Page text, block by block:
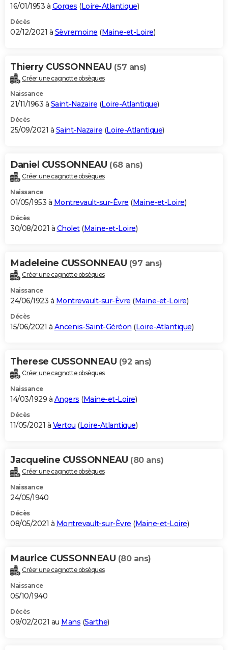
16/01/1953 à Gorges (Loire-Atlantique)
Décès
02/12/2021 à Sèvremoine (Maine-et-Loire)
Thierry CUSSONNEAU (57 ans)
Créer une cagnotte obsèques
Naissance
21/11/1963 à Saint-Nazaire (Loire-Atlantique)
Décès
25/09/2021 à Saint-Nazaire (Loire-Atlantique)
Daniel CUSSONNEAU (68 ans)
Créer une cagnotte obsèques
Naissance
01/05/1953 à Montrevault-sur-Èvre (Maine-et-Loire)
Décès
30/08/2021 à Cholet(Maine-et-Loire)
Madeleine CUSSONNEAU (97 ans)
Créer une cagnotte obsèques
Naissance
24/06/1923 à Montrevault-sur-Èvre (Maine-et-Loire)
Décès
15/06/2021 à Ancenis-Saint-Géréon (Loire-Atlantique)
Therese CUSSONNEAU (92 ans)
Créer une cagnotte obsèques
Naissance
14/03/1929 à Angers (Maine-et-Loire)
Décès
11/05/2021 à Vertou (Loire-Atlantique)
Jacqueline CUSSONNEAU (80 ans)
Créer une cagnotte obsèques
Naissance
24/05/1940
Décès
08/05/2021 à Montrevault-sur-Èvre (Maine-et-Loire)
Maurice CUSSONNEAU (80 ans)
Créer une cagnotte obsèques
Naissance
05/10/1940
Décès
09/02/2021 au Mans (Sarthe)